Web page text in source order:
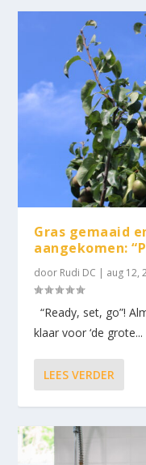
Gras gemaaid
aangekomen:
door Rudi DC | aug 12,
“Ready, set, go”!
klaar voor ‘de grote...
LEES VERDER